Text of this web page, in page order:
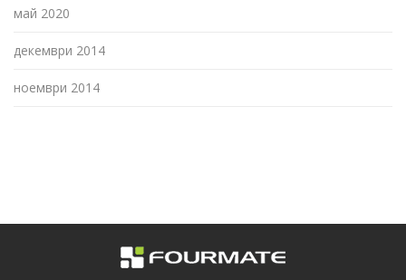
май 2020
декември 2014
ноември 2014